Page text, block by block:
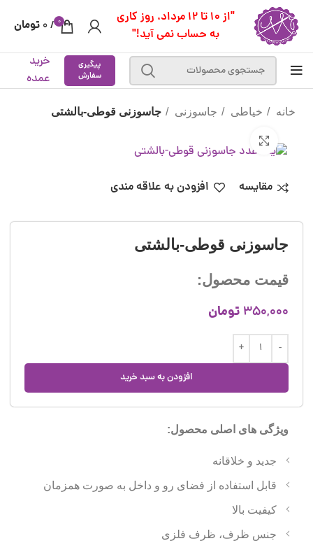
"از 10 تا 12 مرداد، روز کاری
به حساب نمی آید!"
0
/
0 تومان
پیگیری
سفارش
خرید
عمده
خانه خیاطی جاسوزنی جاسوزنی قوطی-بالشتی
مقایسه افزودن به علاقه مندی
جاسوزنی قوطی-بالشتی
قیمت محصول:
350,000 تومان
افزودن به سبد خرید
ویژگی های اصلی محصول:
جدید و خلاقانه
قابل استفاده از فضای رو و داخل به صورت همزمان
کیفیت بالا
جنس ظرف، ظرف فلزی